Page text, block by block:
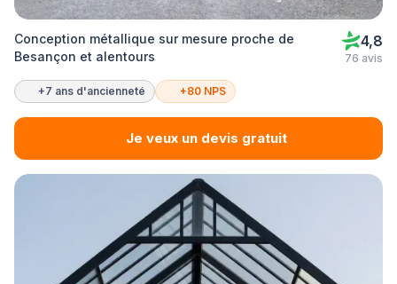
Conception métallique sur mesure proche de
Besançon et alentours
4,8
76 avis
+7 ans d'ancienneté +80 NPS
Je veux un devis gratuit